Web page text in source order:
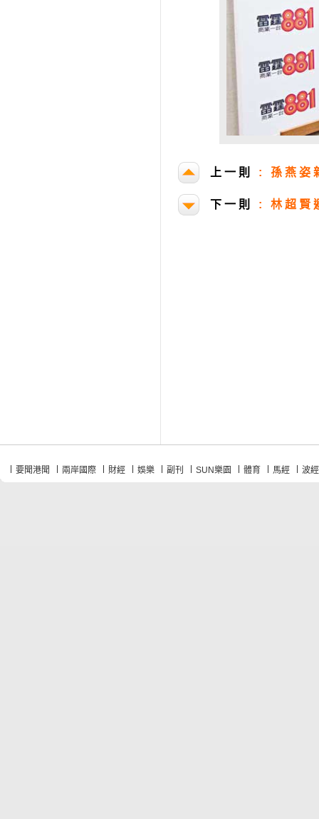
上一則 : 孫燕姿
下一則 : 林超賢
要聞港聞 兩岸國際 財經 娛樂 副刊 SUN樂園 體育 馬經 波經